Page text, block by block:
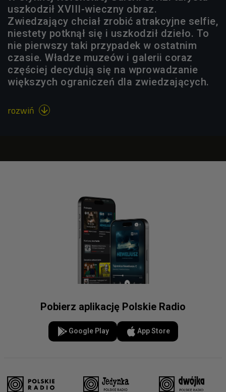
uszkodził XVIII-wieczny obraz.
Zwiedzający chciał zrobić atrakcyjne selfie,
niestety potknął się i uszkodził dzieło. To
nie pierwszy taki przypadek w ostatnim
czasie. Władze muzeów i galerii coraz
częściej decydują się na wprowadzanie
większych ograniczeń dla zwiedzających.
rozwiń 
Pobierz aplikację Polskie Radio
Google Play App Store